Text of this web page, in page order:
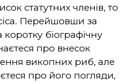
статутних членів, то
Перейшовши за
біографічну
про внесок
викопних риб, але
про його погляди,